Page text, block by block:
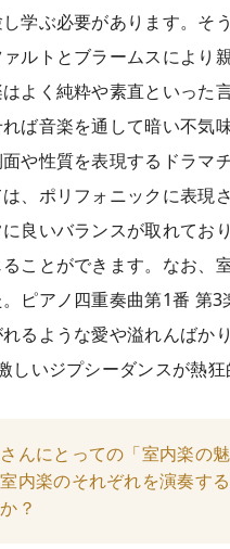
学ぶ必要があります。そ
ルトとブラームスにより
よく純粋や素直といった
ば音楽を通して暗い不気
や性質を表現するドラマ
、ポリフォニックに表現
良いバランスが取れてお
ことができます。なお、
ピアノ四重奏曲第1番 第
るような愛や溢れんばか
しいジプシーダンスが熱
んにとっての「室内楽の
内楽のそれぞれを演奏す
？